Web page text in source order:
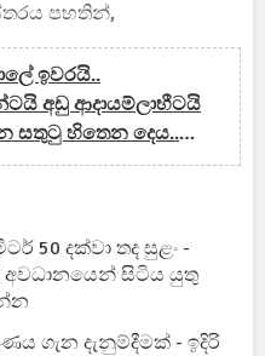
පහතින්,
ඉවරයි..
අඩු ආදායම්ලාභීටයි
සතුටු හිතෙන දෙය..
දැන්ම දැනගෙනම
50 දක්වා තද සුළං -
අවධානයෙන් සිටිය යුතු
ගැන දැනුම්දීමක් - ඉදිරි